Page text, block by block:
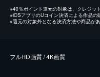
※40％ポイント還元の対象は、クレジッ
※iOSアプリのUコイン決済による作品の
※還元の対象外となる決済方法や商品が
フルHD画質 / 4K画質